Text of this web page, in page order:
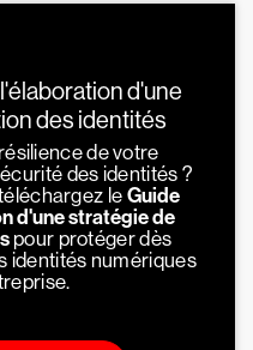
d'une
des identités
de votre
des identités ?
le Guide
d'une stratégie de
pour protéger dès
identités numériques